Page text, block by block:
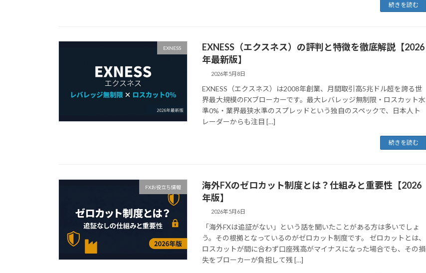
続きを読む
EXNESS
EXNESS（エクスネス）の評判と特徴を徹底解説【2026
年最新版】
2026年5月8日
EXNESS（エクスネス）は2008年創業、月間取引高5兆ドル超を誇る世
界最大規模のFXブローカーです。最大レバレッジ無制限・ロスカット水
準0%・業界最狭水準のスプレッドという独自のスペックで、日本人ト
レーダーからも注目 […]
続きを読む
FXお役立ち情報
海外FXのゼロカット制度とは？仕組みと重要性【2026
年版】
2026年5月6日
「海外FXは追証がない」という話を聞いたことがある方は多いでしょ
う。その根拠となっているのがゼロカット制度です。 ゼロカットとは、
ロスカットが間に合わず口座残高がマイナスになった場合でも、その損
失をブローカーが負担して残 […]